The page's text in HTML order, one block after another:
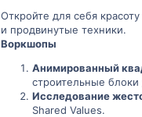
Откройте для себя
и продвинутые техники.
Воркшопы
Анимированный
строительные
Исследование
Shared Values.